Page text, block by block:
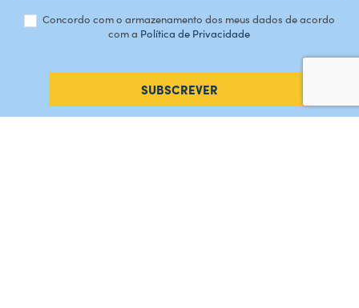
Concordo com o armazenamento dos meus dados de acordo
com a Política de Privacidade
SUBSCREVER